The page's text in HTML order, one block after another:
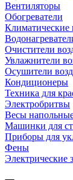
Вентиляторы
Обогреватели
Климатические
Очистители
Увлажнители
Осушители
Кондиционеры
Техника для
Электробритвы
Весы
Машинки для
Приборы для
Фены
Электрические